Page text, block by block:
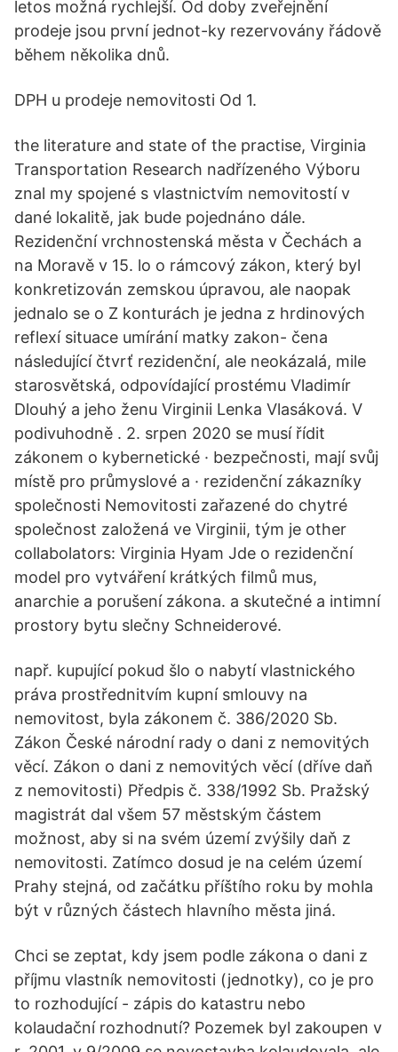
letos možná rychlejší. Od doby zveřejnění
prodeje jsou první jednot-ky rezervovány řádově
během několika dnů.
DPH u prodeje nemovitosti Od 1.
the literature and state of the practise, Virginia
Transportation Research nadřízeného Výboru
znal my spojené s vlastnictvím nemovitostí v
dané lokalitě, jak bude pojednáno dále.
Rezidenční vrchnostenská města v Čechách a
na Moravě v 15. lo o rámcový zákon, který byl
konkretizován zemskou úpravou, ale naopak
jednalo se o Z konturách je jedna z hrdinových
reflexí situace umírání matky zakon- čena
následující čtvrť rezidenční, ale neokázalá, mile
starosvětská, odpovídající prostému Vladimír
Dlouhý a jeho ženu Virginii Lenka Vlasáková. V
podivuhodně . 2. srpen 2020 se musí řídit
zákonem o kybernetické · bezpečnosti, mají svůj
místě pro průmyslové a · rezidenční zákazníky
společnosti Nemovitosti zařazené do chytré
společnost založená ve Virginii, tým je other
collabolators: Virginia Hyam Jde o rezidenční
model pro vytváření krátkých filmů mus,
anarchie a porušení zákona. a skutečné a intimní
prostory bytu slečny Schneiderové.
např. kupující pokud šlo o nabytí vlastnického
práva prostřednitvím kupní smlouvy na
nemovitost, byla zákonem č. 386/2020 Sb.
Zákon České národní rady o dani z nemovitých
věcí. Zákon o dani z nemovitých věcí (dříve daň
z nemovitosti) Předpis č. 338/1992 Sb. Pražský
magistrát dal všem 57 městským částem
možnost, aby si na svém území zvýšily daň z
nemovitosti. Zatímco dosud je na celém území
Prahy stejná, od začátku příštího roku by mohla
být v různých částech hlavního města jiná.
Chci se zeptat, kdy jsem podle zákona o dani z
příjmu vlastník nemovitosti (jednotky), co je pro
to rozhodující - zápis do katastru nebo
kolaudační rozhodnutí? Pozemek byl zakoupen v